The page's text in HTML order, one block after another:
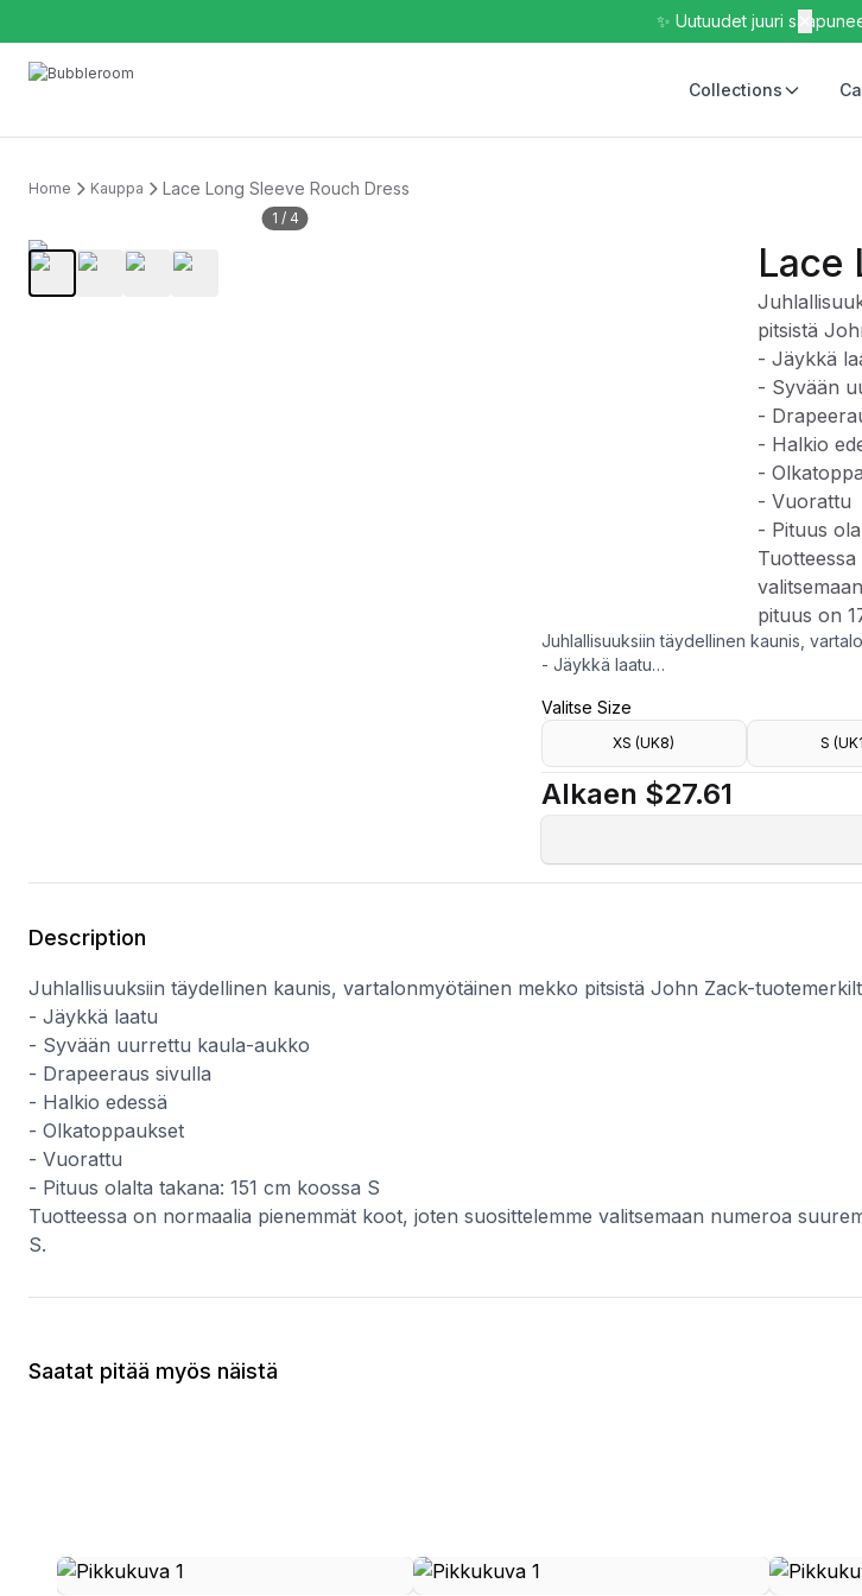
✨ Uutuudet juuri
Collections
Home Kauppa Lace Long Sleeve Rouch Dress
1 / 4
Lace
pitsistä
- Jäykkä
- Syvään
-
- Halkio
-
- Vuorattu
- Pituus
pituus on
Juhlallisuuksiin täydellinen kaunis,
- Jäykkä laatu
- Drapeeraus sivulla
- Halkio edessä
- Olkatoppaukset
- Vuorattu
- Pituus olalta takana: 151 cm koossa S
Tuotteessa on normaalia pienemmät
Valitse Size
XS (UK8) S
Alkaen $27.61
Description
Juhlallisuuksiin täydellinen kaunis, vartalonmyötäinen mekko pitsistä John Zack-
- Jäykkä laatu
- Syvään uurrettu kaula-aukko
- Drapeeraus sivulla
- Halkio edessä
- Olkatoppaukset
- Vuorattu
- Pituus olalta takana: 151 cm koossa S
Tuotteessa on normaalia pienemmät koot, joten suosittelemme valitsemaan numeroa
S.
Saatat pitää myös näistä